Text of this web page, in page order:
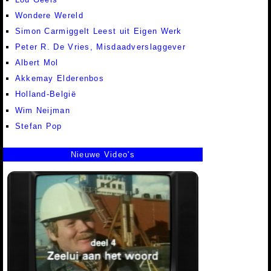
Wondere Wereld
Simon Carmiggelt Leest uit Eigen Werk
Peter R. De Vries, Misdaadverslaggever
Albert Mol
Akkemay Elderenbos
Holland-België
Wim Neijman
Stefan Pop
Nieuwe Video's